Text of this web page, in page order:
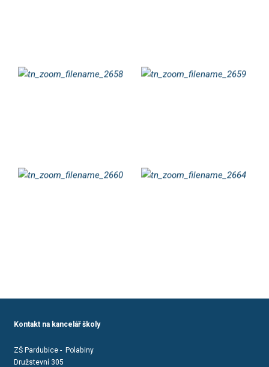
Kontakt na kancelář školy
ZŠ Pardubice - Polabiny
Družstevní 305